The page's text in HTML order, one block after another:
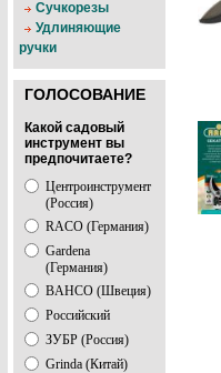
Сучкорезы
Удлиняющие
ручки
ГОЛОСОВАНИЕ
Какой садовый
инструмент вы
предпочитаете?
Центроинструмент
(Россия)
RACO (Германия)
Gardena
(Германия)
BAHCO (Швеция)
Российский
ЗУБР (Россия)
Grinda (Китай)